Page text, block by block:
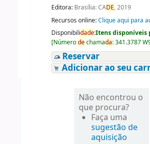
Editora: Brasília: CADE, 2019
Recursos online:Clique aqui para
Disponibilidade:Itens disponíveis
[Númerodechamada:341.3787
Reservar
Adicionar ao seu
Não encontrou o
que procura?
Faça uma
sugestão de
aquisição